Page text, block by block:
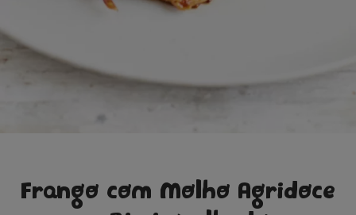
Frango com Molho Agridoce